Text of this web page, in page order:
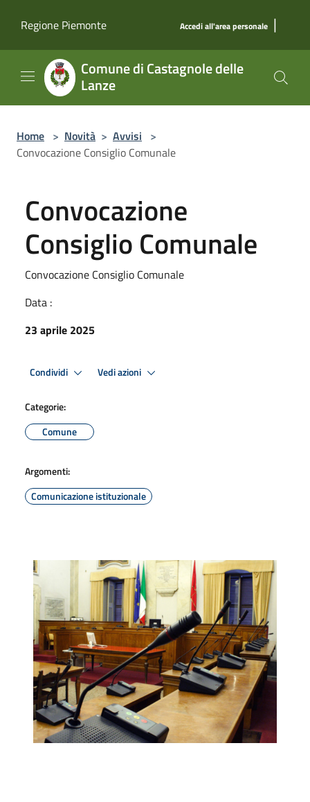
Regione Piemonte
Accedi all'area personale |
Comune di Castagnole delle
Lanze
Home > Novità > Avvisi >
Convocazione Consiglio Comunale
Convocazione
Consiglio Comunale
Convocazione Consiglio Comunale
Data :
23 aprile 2025
Condividi Vedi azioni
Categorie:
Comune
Argomenti:
Comunicazione istituzionale